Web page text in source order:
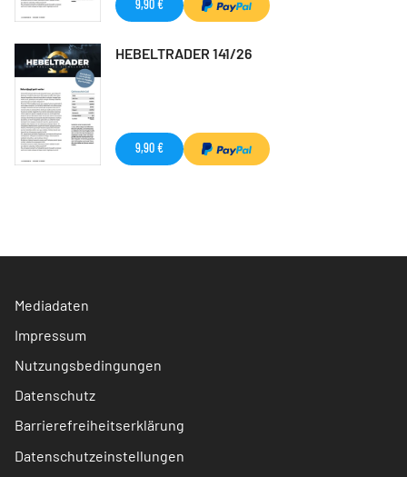
9,90 €
HEBELTRADER 141/26
9,90 €
Mediadaten
Impressum
Nutzungsbedingungen
Datenschutz
Barrierefreiheitserklärung
Datenschutzeinstellungen